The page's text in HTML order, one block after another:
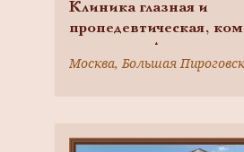
Клиника глазная и
пропедевтическая,
клиник на Девичьем
1890-е гг., арх.